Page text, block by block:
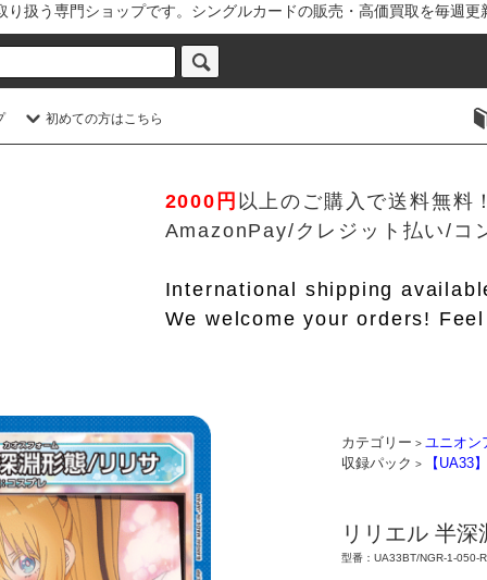
扱う専門ショップです。シングルカードの販売・高価買取を毎週更
初めての方はこちら
2000円 以上のご購入で送料無料
AmazonPay/クレジット払い/コ
International shipping
We welcome your orders!
カテゴリー > ユニオン
収録パック > 【UA33
リリエル 半
型番：UA33BT/NGR-1-050-R